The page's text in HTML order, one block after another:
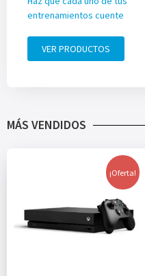
entrenamientos cuente
VER PRODUCTOS
MÁS VENDIDOS
¡Oferta!